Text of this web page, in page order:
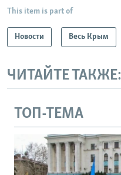
This item is part of
Новости Весь Крым
ЧИТАЙТЕ ТАКЖЕ:
ТОП-ТЕМА